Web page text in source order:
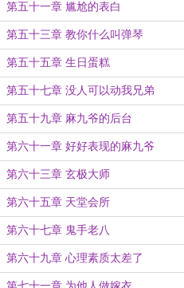
第五十一章 尴尬的表白
第五十三章 教你什么叫弹琴
第五十五章 生日蛋糕
第五十七章 没人可以动我兄弟
第五十九章 麻九爷的后台
第六十一章 好好表现的麻九爷
第六十三章 玄极大师
第六十五章 天堂会所
第六十七章 鬼手老八
第六十九章 心理素质太差了